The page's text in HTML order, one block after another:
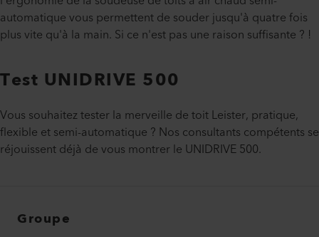
automatique vous permettent de souder jusqu'à quatre fois
plus vite qu'à la main. Si ce n'est pas une raison suffisante ? !
Test UNIDRIVE 500
Vous souhaitez tester la merveille de toit Leister, pratique,
flexible et semi-automatique ? Nos consultants compétents se
réjouissent déjà de vous montrer le UNIDRIVE 500.
Groupe